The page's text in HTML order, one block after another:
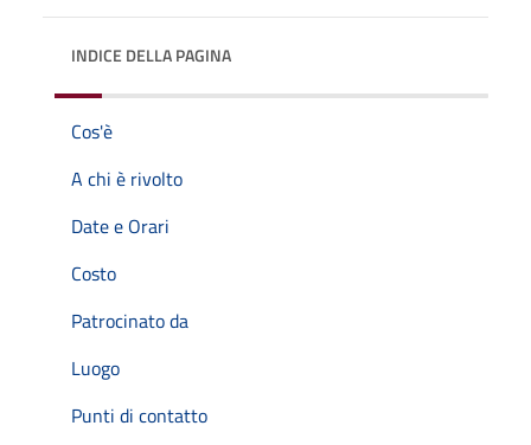
INDICE DELLA PAGINA
Cos'è
A chi è rivolto
Date e Orari
Costo
Patrocinato da
Luogo
Punti di contatto